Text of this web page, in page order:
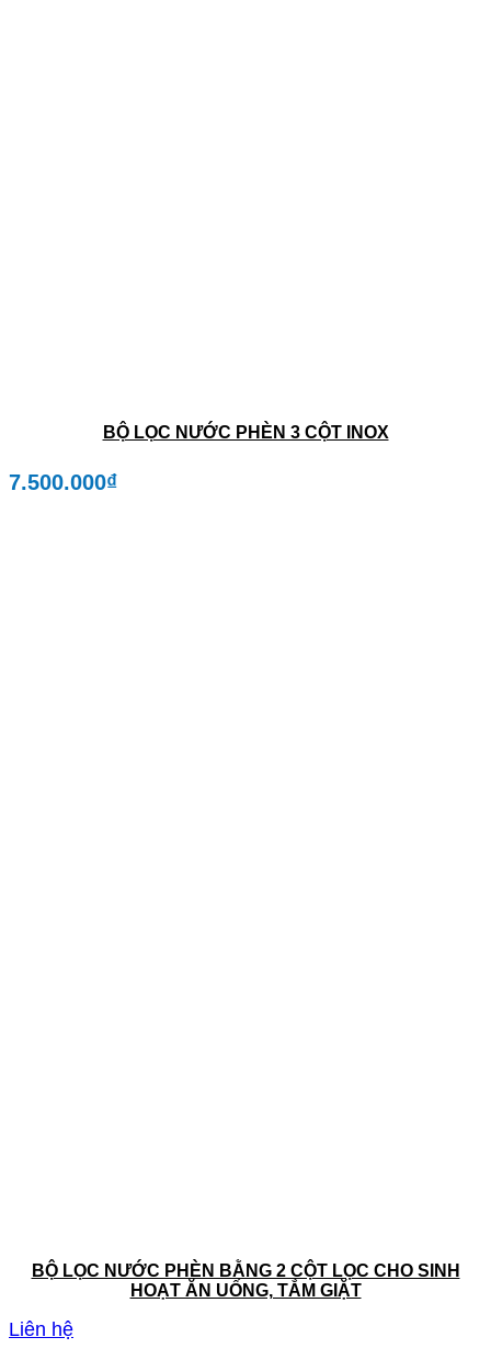
BỘ LỌC NƯỚC PHÈN 3 CỘT INOX
7.500.000₫
BỘ LỌC NƯỚC PHÈN BẰNG 2 CỘT LỌC CHO SINH
HOẠT ĂN UỐNG, TẮM GIẶT
Liên hệ